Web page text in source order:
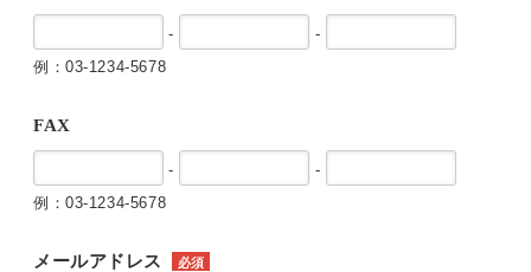
-
-
例：03-1234-5678
FAX
-
-
例：03-1234-5678
メールアドレス 必須